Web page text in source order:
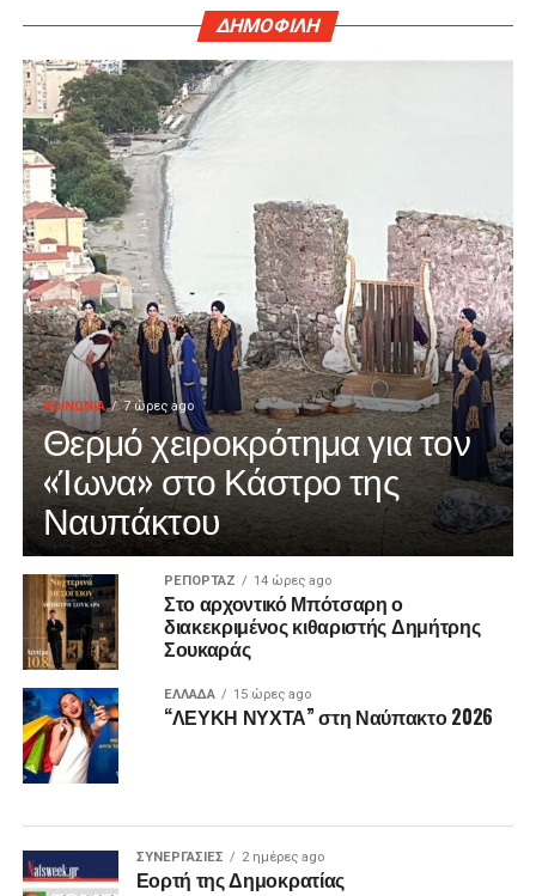
ΔΗΜΟΦΙΛΗ
ΚΟΙΝΩΝΙΑ 7 ώρες ago
Θερμό χειροκρότημα για τον
«Ίωνα» στο Κάστρο της
Ναυπάκτου
ΡΕΠΟΡΤΑΖ 14 ώρες ago
Στο αρχοντικό Μπότσαρη ο
διακεκριμένος κιθαριστής Δημήτρης
Σουκαράς
ΕΛΛΑΔΑ 15 ώρες ago
“ΛΕΥΚΗ ΝΥΧΤΑ” στη Ναύπακτο 2026
ΣΥΝΕΡΓΑΣΙΕΣ 2 ημέρες ago
Εορτή της Δημοκρατίας